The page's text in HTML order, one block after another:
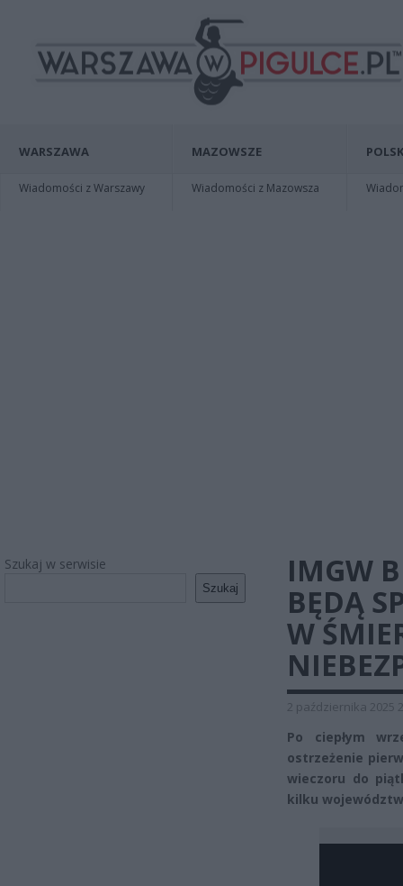
WARSZAWA
Wiadomości z Warszawy
MAZOWSZE
Wiadomości z Mazowsza
Szukaj w serwisie
Szukaj
IMGW
BĘDĄ
W
2 października 2025
Po ciepłym
ostrzeżenie
wieczoru do
kilku